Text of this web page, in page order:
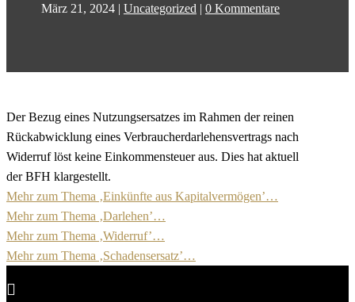
März 21, 2024| Uncategorized | 0 Kommentare
Der Bezug eines Nutzungsersatzes im Rahmen der reinen
Rückabwicklung eines Verbraucherdarlehensvertrags nach
Widerruf löst keine Einkommensteuer aus. Dies hat aktuell
der BFH klargestellt.
Mehr zum Thema ‚Einkünfte aus Kapitalvermögen’…
Mehr zum Thema ‚Darlehen’…
Mehr zum Thema ‚Widerruf’…
Mehr zum Thema ‚Schadensersatz’…
